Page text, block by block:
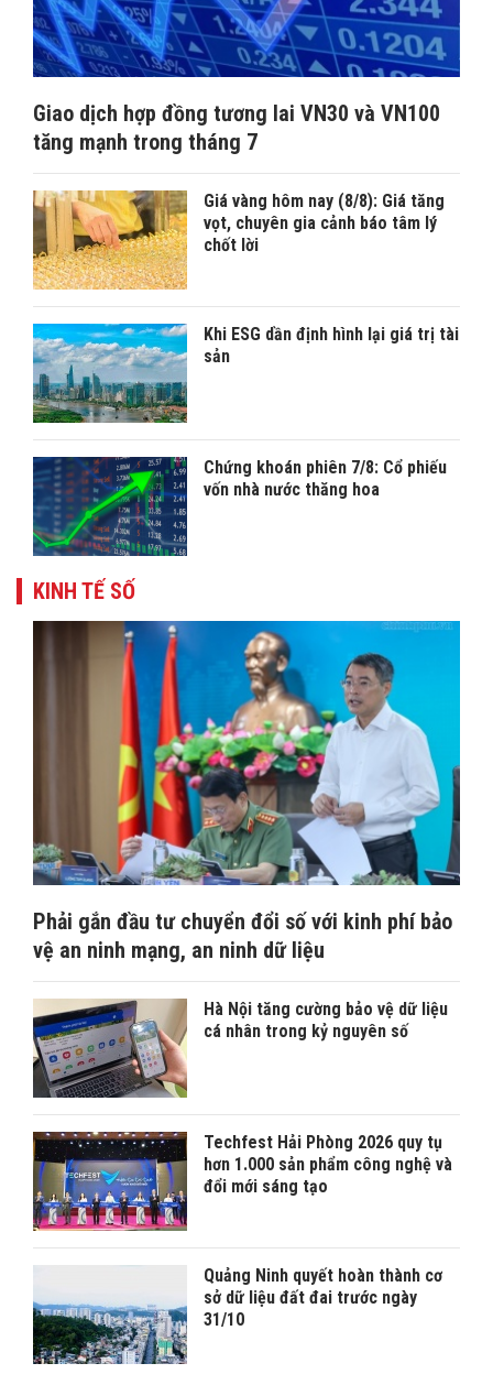
Giao dịch hợp đồng tương lai VN30 và VN100
tăng mạnh trong tháng 7
Giá vàng hôm nay (8/8): Giá tăng
vọt, chuyên gia cảnh báo tâm lý
chốt lời
Khi ESG dần định hình lại giá trị tài
sản
Chứng khoán phiên 7/8: Cổ phiếu
vốn nhà nước thăng hoa
KINH TẾ SỐ
Phải gắn đầu tư chuyển đổi số với kinh phí bảo
vệ an ninh mạng, an ninh dữ liệu
Hà Nội tăng cường bảo vệ dữ liệu
cá nhân trong kỷ nguyên số
Techfest Hải Phòng 2026 quy tụ
hơn 1.000 sản phẩm công nghệ và
đổi mới sáng tạo
Quảng Ninh quyết hoàn thành cơ
sở dữ liệu đất đai trước ngày
31/10